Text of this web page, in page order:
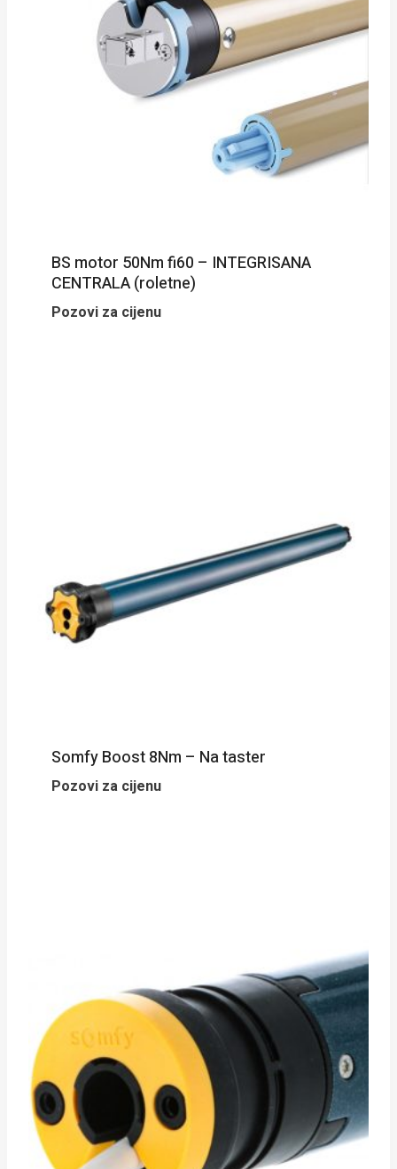
BS motor 50Nm fi60 – INTEGRISANA
CENTRALA (roletne)
Pozovi za cijenu
Somfy Boost 8Nm – Na taster
Pozovi za cijenu